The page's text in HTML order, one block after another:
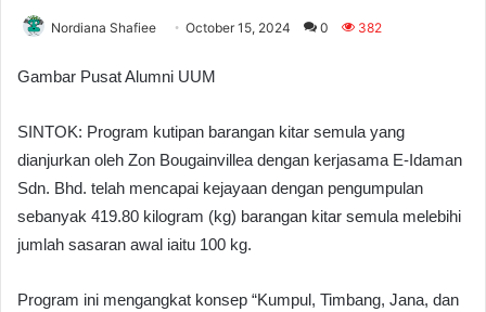
Nordiana Shafiee October 15, 2024 0 382
Gambar Pusat Alumni UUM
SINTOK: Program kutipan barangan kitar semula yang
dianjurkan oleh Zon Bougainvillea dengan kerjasama E-Idaman
Sdn. Bhd. telah mencapai kejayaan dengan pengumpulan
sebanyak 419.80 kilogram (kg) barangan kitar semula melebihi
jumlah sasaran awal iaitu 100 kg.
Program ini mengangkat konsep “Kumpul, Timbang, Jana, dan